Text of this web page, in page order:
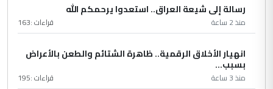
رسالة إلى شيعة العراق.. استعدوا يرحمكم الله
منذ 2 ساعة قراءات :163
انهيار الأخلاق الرقمية.. ظاهرة الشتائم والطعن بالأعراض
بسبب...
منذ 3 ساعة قراءات :195